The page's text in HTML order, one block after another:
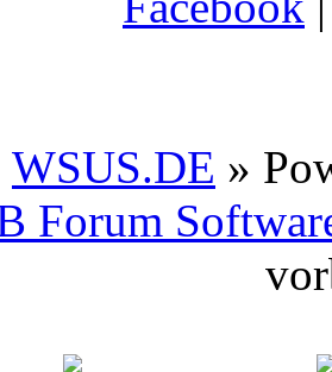
WSUS.DE »
Forum